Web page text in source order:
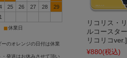
リコリス・
ルコースタ
リコリコver.]
¥880(税込)
25 26 27 28
29
■休業日
ーのオレンジの日付は休業
・発送はお休みさせて頂い